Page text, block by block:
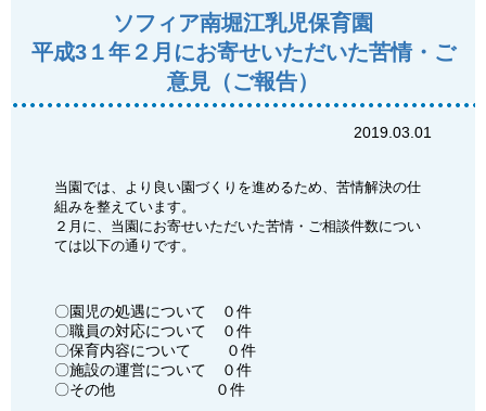
ソフィア南堀江乳児保育園
平成3１年２月にお寄せいただいた苦情・ご
意見（ご報告）
2019.03.01
当園では、より良い園づくりを進めるため、苦情解決の仕
組みを整えています。
２月に、当園にお寄せいただいた苦情・ご相談件数につい
ては以下の通りです。
〇園児の処遇について ０件
〇職員の対応について ０件
〇保育内容について ０件
〇施設の運営について ０件
〇その他 ０件